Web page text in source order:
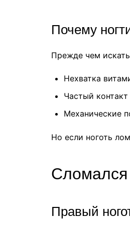
Почему
Прежде чем
Нехватка
Частый
Механические
Но если ноготь
Сломался
Правый